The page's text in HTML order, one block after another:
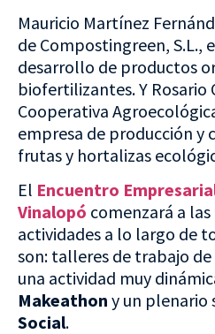
Mauricio Martínez
de Compostingreen, S.L.,
desarrollo de productos
biofertilizantes. Y Rosario
Cooperativa
empresa de producción y
frutas y hortalizas
El Encuentro
Vinalopó comenzará a
actividades a lo largo de
son: talleres de trabajo
una actividad muy
Makeathon y un plenario
Social.